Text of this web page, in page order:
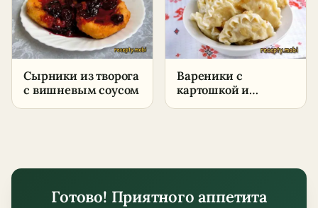
Сырники из творога
с вишневым соусом
Вареники с
картошкой и
жареным луком –
Готово! Приятного аппетита